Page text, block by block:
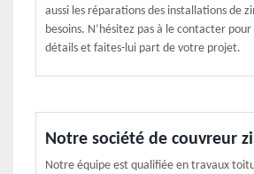
aussi les réparations des installations de
besoins. N’hésitez pas à le contacter
détails et faites-lui part de votre projet.
Notre société de couvreur
Notre équipe est qualifiée en travaux